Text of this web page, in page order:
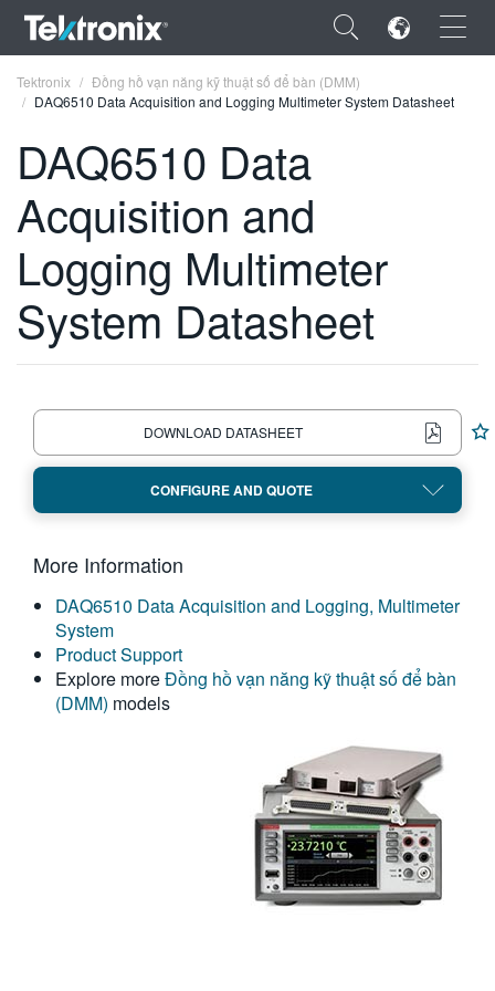
×
ENGLISH
FRANÇAIS
DEUTSCH
VIỆT NAM
한국어
繁體中文
Tektronix
Đồng hồ vạn năng kỹ thuật số để bàn (DMM)
DAQ6510 Data Acquisition and Logging Multimeter System Datasheet
DAQ6510 Data
Acquisition and
Logging Multimeter
System Datasheet
DOWNLOAD DATASHEET
CONFIGURE AND QUOTE
More Information
DAQ6510 Data Acquisition and Logging, Multimeter
System
Product Support
Explore moreĐồng hồ vạn năng kỹ thuật số để bàn
(DMM) models